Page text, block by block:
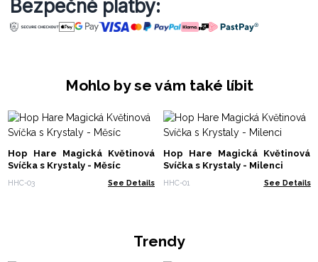
Bezpečné platby:
Mohlo by se vám také líbit
Hop Hare Magická Květinová
Svíčka s Krystaly - Měsíc
HHC-03 See Details
Hop Hare Magická Květinová
Svíčka s Krystaly - Milenci
HHC-01 See Details
Trendy